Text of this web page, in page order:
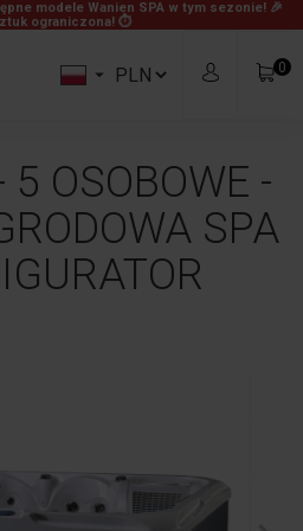
modele Wanien SPA w tym sezonie! 🎉
ograniczona! ⏱

Zobacz Koszyk
0
5 OSOBOWE -
SPA